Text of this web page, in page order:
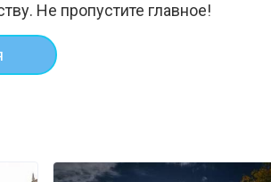
Не пропустите главное!